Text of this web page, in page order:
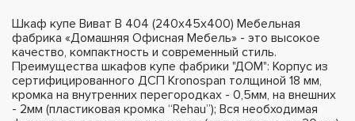
Шкаф купе Виват В 404 (240х45х400) Мебельная
фабрика «Домашняя Офисная Мебель» - это высокое
качество, компактность и современный стиль.
Преимущества шкафов купе фабрики "ДОМ": Корпус из
сертифицированного ДСП Kronospan толщиной 18 мм,
кромка на внутренних перегородках - 0,5мм, на внешних
- 2мм (пластиковая кромка “Rehau”); Вся необходимая